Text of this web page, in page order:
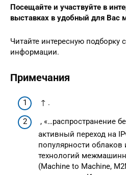
Посещайте и участвуйте в
выставках в удобный для Вас
Читайте интересную подборку
информации.
Примечания
↑ .
, «…распространение
активный переход на
популярности
технологий
(Machine to Machine,